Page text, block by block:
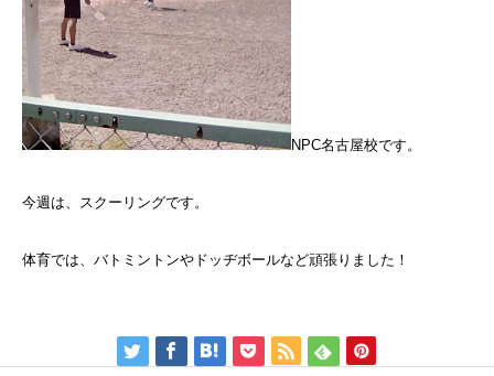
NPC名古屋校です。
今週は、スクーリングです。
体育では、バトミントンやドッヂボールなど頑張りました！